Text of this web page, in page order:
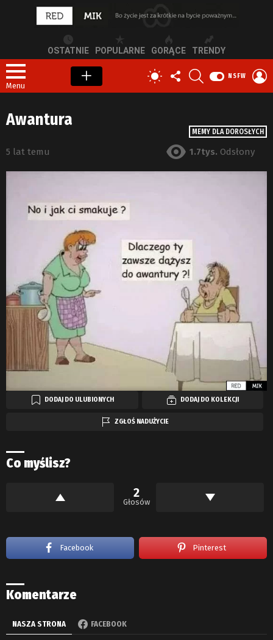
OSTATNIE POPULARNE GORĄCE TRENDY
Menu
PRZEŁĄCZ
SKÓRKĘ
OBSERWUJ
NAS
NSFW
MEMY DLA DOROSŁYCH
Awantura
5 lat temu 1.7tys. Odsłony
DODAJ DO ULUBIONYCH DODAJ DO KOLEKCJI
ZGŁOŚ NADUŻYCIE
Co myślisz?
2
Głosów
Facebook Pinterest
Komentarze
NASZA STRONA FACEBOOK